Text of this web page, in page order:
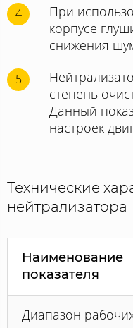
4
При
корпусе
снижения
5
степень
Данный
настроек
Технические
нейтрализатора
Наименование
показателя
Диапазон